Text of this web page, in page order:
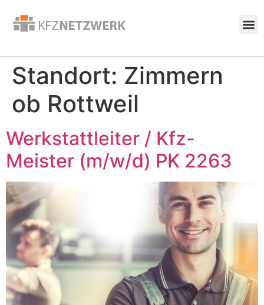
Standort: Zimmern
ob Rottweil
Werkstattleiter / Kfz-
Meister (m/w/d) PK 2263